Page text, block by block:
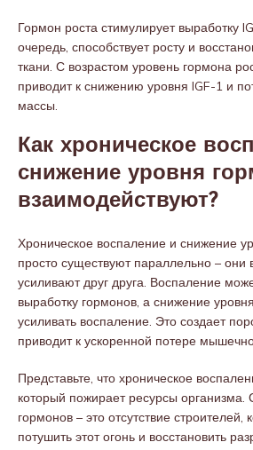
Гормон роста стимулирует выработку
очередь, способствует росту и
ткани. С возрастом уровень гормона
приводит к снижению уровня IGF-1 и
массы.
Как хроническое
снижение уровня
взаимодействуют?
Хроническое воспаление и снижение
просто существуют параллельно – они
усиливают друг друга. Воспаление
выработку гормонов, а снижение
усиливать воспаление. Это создает
приводит к ускоренной потере
Представьте, что хроническое
который пожирает ресурсы организма.
гормонов – это отсутствие
потушить этот огонь и восстановить